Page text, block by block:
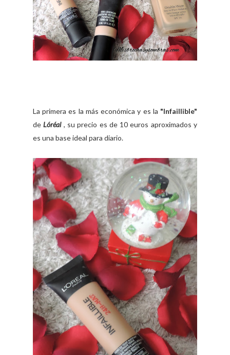
La primera es la más económica y es la "Infaillible"
de Lóréal, su precio es de 10 euros aproximados y
es una base ideal para diario.